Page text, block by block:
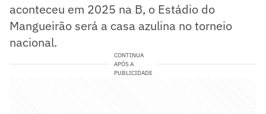
aconteceu em 2025 na B, o Estádio do
Mangueirão será a casa azulina no torneio
nacional.
CONTINUA
APÓS A
PUBLICIDADE